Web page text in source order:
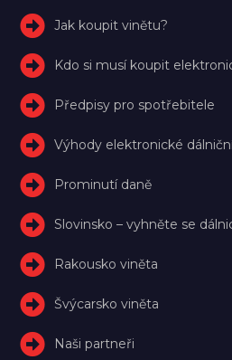
Jak koupit vinětu?
Kdo si musí koupit
Předpisy pro spotřebitele
Výhody elektronické
Prominutí daně
Slovinsko – vyhněte se
Rakousko viněta
Švýcarsko viněta
Naši partneři